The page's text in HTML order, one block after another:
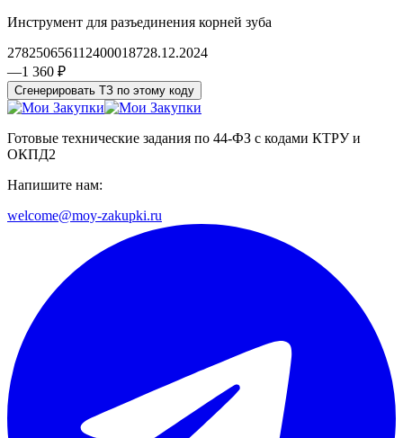
Инструмент для разъединения корней зуба
278250656112400018728.12.2024
—1 360 ₽
Сгенерировать ТЗ по этому коду
Готовые технические задания по 44-ФЗ с кодами КТРУ и
ОКПД2
Напишите нам:
welcome@moy-zakupki.ru